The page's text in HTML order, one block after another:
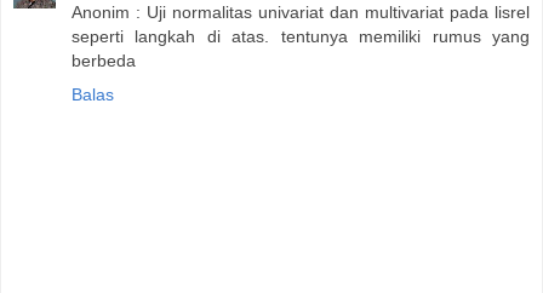
Anonim : Uji normalitas univariat dan multivariat pada lisrel
seperti langkah di atas. tentunya memiliki rumus yang
berbeda
Balas